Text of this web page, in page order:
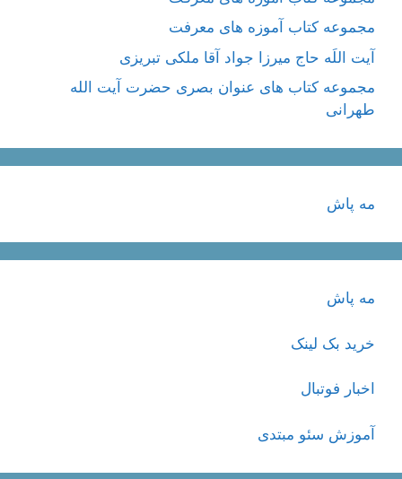
مجموعه کتاب آموزه های معرفت
آیت اللَه حاج میرزا جواد آقا ملکی تبریزی
مجموعه کتاب های عنوان بصری حضرت آیت الله
طهرانی
مه پاش
مه پاش
خرید بک لینک
اخبار فوتبال
آموزش سئو مبتدی